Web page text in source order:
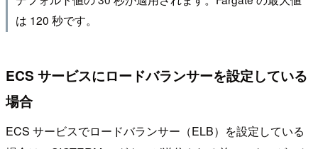
は 120 秒です。
ECS サービスにロードバランサーを設定している
場合
ECS サービスでロードバランサー（ELB）を設定している